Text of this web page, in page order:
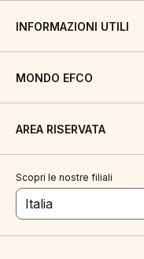
INFORMAZIONI UTILI
MONDO EFCO
AREA RISERVATA
Scopri le nostre filiali
Italia